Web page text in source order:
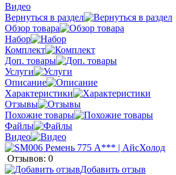
Видео
Вернуться в раздел
Обзор товара
Набор
Комплект
Доп. товары
Услуги
Описание
Характеристики
Отзывы
Похожие товары
Файлы
Видео
Отзывов: 0
Добавить отзыв